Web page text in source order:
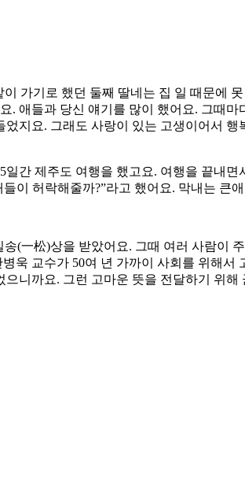
가기로 했던 둘째 딸네는 집 일 때문에
. 애들과 당신 얘기를 많이 했어요. 그때
지요. 그래도 사랑이 있는 고생이어서
간 제주도 여행을 했고요. 여행을 끝내
이 허락해줄까?”라고 했어요. 막내는
(一松)상을 받았어요. 그때 여러 사람이
욱 교수가 50여 년 가까이 사회를 위해
니까요. 그런 고마운 뜻을 전달하기 위